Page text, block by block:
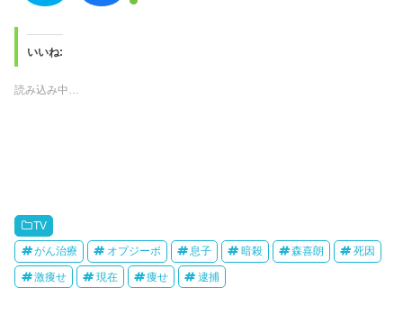
ッ
し
T
t
t
ィ
ン
ド
ウ
で
開
き
ま
c
さ
い
(
新
し
い
いいね:
読み込み中…
TV
がん治療 オプジーボ 息子 暗殺 森喜朗 死因
激痩せ 現在 痩せ 逮捕